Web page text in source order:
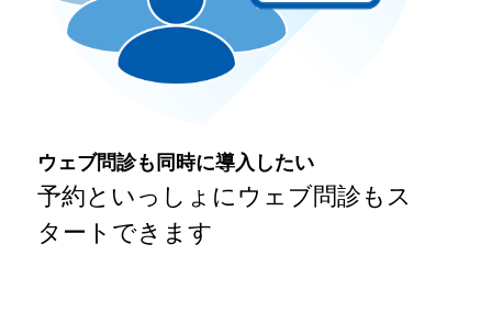
ウェブ問診も同時に導入したい
予約といっしょにウェブ問診もス
タートできます